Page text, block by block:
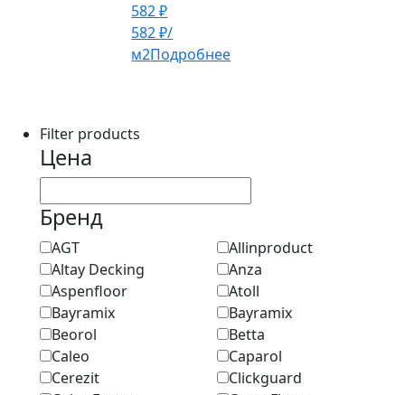
582₽
582₽/
м2Подробнее
Filter products
Цена
Бренд
AGT
Allinproduct
Altay Decking
Anza
Aspenfloor
Atoll
Bayramix
Bayramix
Beorol
Betta
Caleo
Caparol
Cerezit
Clickguard